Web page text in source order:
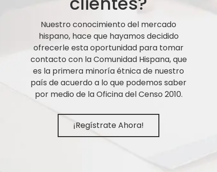
Nuestro conocimiento del mercado
hispano, hace que hayamos decidido
ofrecerle esta oportunidad para tomar
contacto con la Comunidad Hispana, que
es la primera minoría étnica de nuestro
país de acuerdo a lo que podemos saber
por medio de la Oficina del Censo 2010.
¡Regístrate Ahora!